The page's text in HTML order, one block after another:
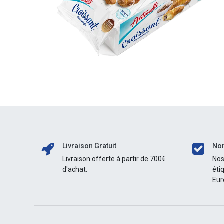
Livraison Gratuit
Livraison offerte à partir de 700€
d'achat.